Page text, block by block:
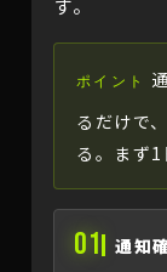
す。
ポイント
るだけで
る。まず1
01 通知